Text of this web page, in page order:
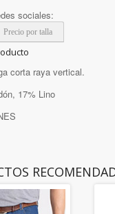
sociales:
Precio por talla
corta raya vertical.
17% Lino